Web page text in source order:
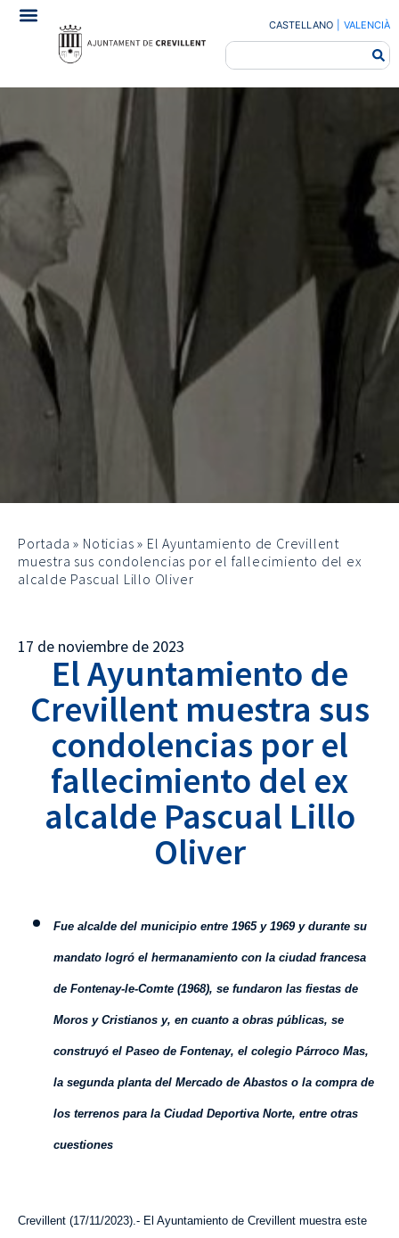
CASTELLANO VALENCIÀ
Portada » Noticias » El Ayuntamiento de Crevillent
muestra sus condolencias por el fallecimiento del ex
alcalde Pascual Lillo Oliver
17 de noviembre de 2023
El Ayuntamiento de
Crevillent muestra sus
condolencias por el
fallecimiento del ex
alcalde Pascual Lillo
Oliver
Fue alcalde del municipio entre 1965 y 1969 y durante su
mandato logró el hermanamiento con la ciudad francesa
de Fontenay-le-Comte (1968), se fundaron las fiestas de
Moros y Cristianos y, en cuanto a obras públicas, se
construyó el Paseo de Fontenay, el colegio Párroco Mas,
la segunda planta del Mercado de Abastos o la compra de
los terrenos para la Ciudad Deportiva Norte, entre otras
cuestiones
Crevillent (17/11/2023).- El Ayuntamiento de Crevillent muestra este